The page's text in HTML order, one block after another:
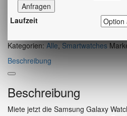
Anfragen
Laufzeit
Kategorien: Alle, Smartwatches
Beschreibung
Beschreibung
Miete jetzt die Samsung Galaxy